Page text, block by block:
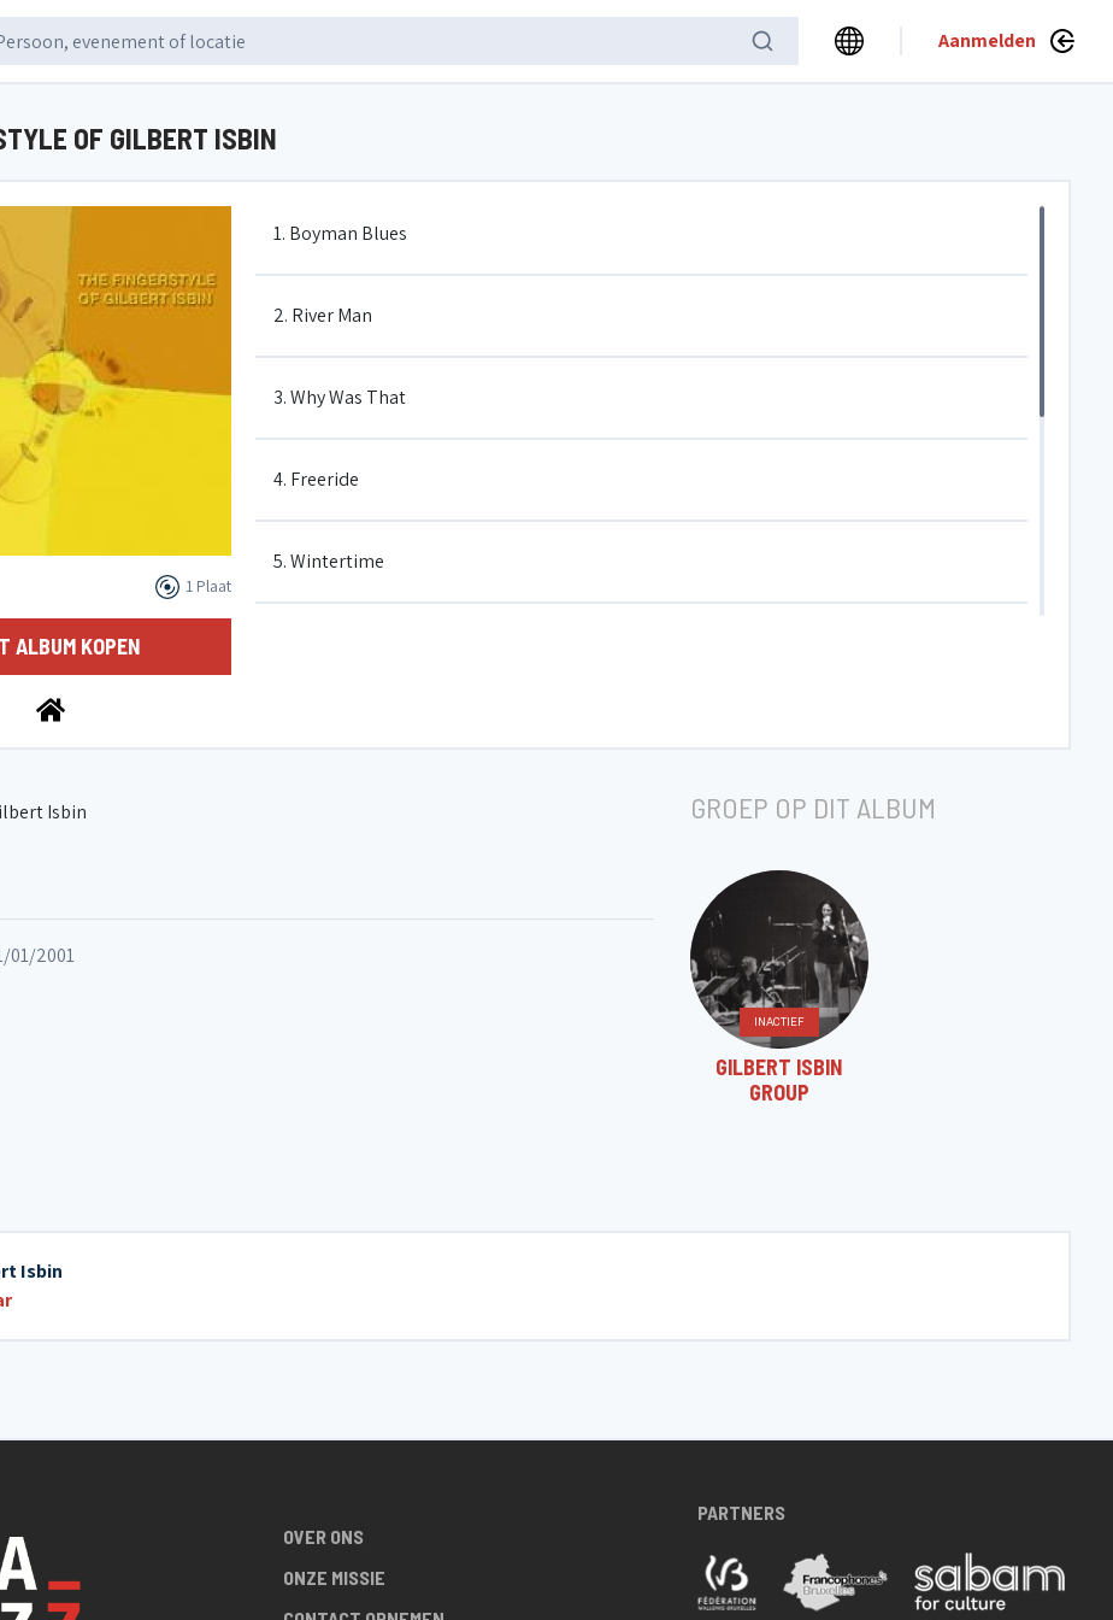
Aanmelden
OF GILBERT ISBIN
1 Plaat
ALBUM KOPEN
1. Boyman Blues
2. River Man
3. Why Was That
4. Freeride
5. Wintertime
Isbin
01/2001
GROEP OP DIT ALBUM
INACTIEF
GILBERT ISBIN
GROUP
Isbin
OVER ONS
ONZE MISSIE
PARTNERS